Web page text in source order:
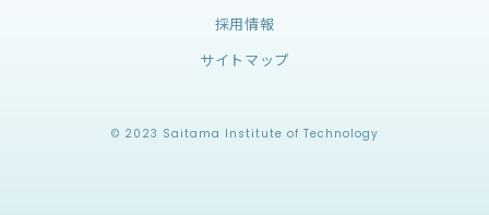
採用情報
サイトマップ
© 2023 Saitama Institute of Technology